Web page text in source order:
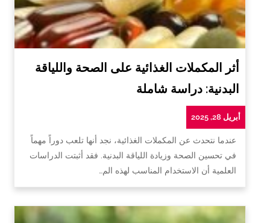
أثر المكملات الغذائية على الصحة واللياقة
البدنية: دراسة شاملة
أبريل 28, 2025
عندما نتحدث عن المكملات الغذائية، نجد أنها تلعب دوراً مهماً
في تحسين الصحة وزيادة اللياقة البدنية. فقد أثبتت الدراسات
العلمية أن الاستخدام المناسب لهذه الم…